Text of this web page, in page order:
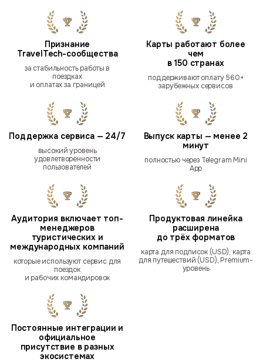
Признание
TravelTech-сообщества
за стабильность работы в
поездках
и оплатах за границей
Карты работают более
чем
в 150 странах
поддерживают оплату 560+
зарубежных сервисов
Поддержка сервиса — 24/7
высокий уровень
удовлетворённости
пользователей
Выпуск карты — менее 2
минут
полностью через Telegram Mini
App
Аудитория включает топ-
менеджеров
туристических и
международных компаний
которые используют сервис для
поездок
и рабочих командировок
Продуктовая линейка
расширена
до трёх форматов
карта для подписок (USD), карта
для путешествий (USD), Premium-
уровень
Постоянные интеграции и
официальное
присутствие в разных
экосистемах